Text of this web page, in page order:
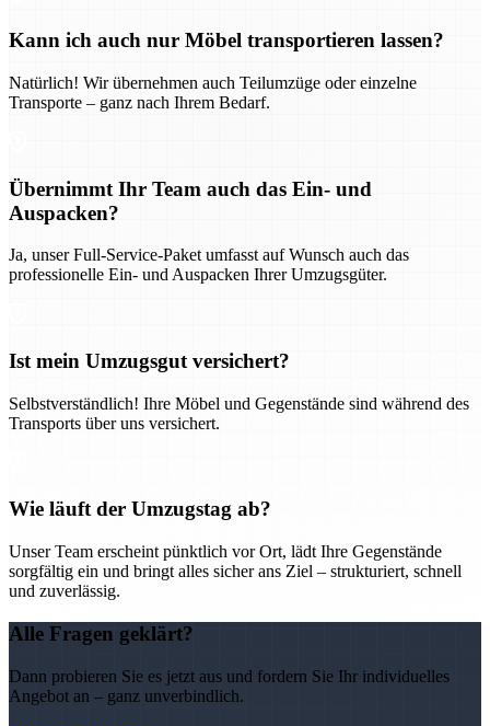
Kann ich auch nur Möbel transportieren lassen?
Natürlich! Wir übernehmen auch Teilumzüge oder einzelne
Transporte – ganz nach Ihrem Bedarf.
Übernimmt Ihr Team auch das Ein- und
Auspacken?
Ja, unser Full-Service-Paket umfasst auf Wunsch auch das
professionelle Ein- und Auspacken Ihrer Umzugsgüter.
Ist mein Umzugsgut versichert?
Selbstverständlich! Ihre Möbel und Gegenstände sind während des
Transports über uns versichert.
Wie läuft der Umzugstag ab?
Unser Team erscheint pünktlich vor Ort, lädt Ihre Gegenstände
sorgfältig ein und bringt alles sicher ans Ziel – strukturiert, schnell
und zuverlässig.
Alle Fragen geklärt?
Dann probieren Sie es jetzt aus und fordern Sie Ihr individuelles
Angebot an – ganz unverbindlich.